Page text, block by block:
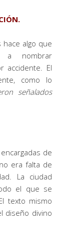
hace algo que
a nombrar
accidente. El
como lo
señalados
de
era falta de
La ciudad
el que se
texto mismo
diseño divino